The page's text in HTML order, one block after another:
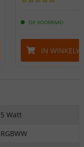
OP VOORRAAD
IN
5 Watt
RGBWW